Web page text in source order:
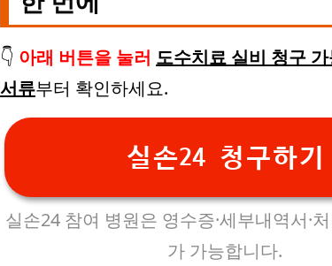
👇 아래 버튼을 눌러 도수치료 실비 청구
서류부터 확인하세요.
실손24 청구하기
실손24 참여 병원은 영수증·세부내역서·
가 가능합니다.